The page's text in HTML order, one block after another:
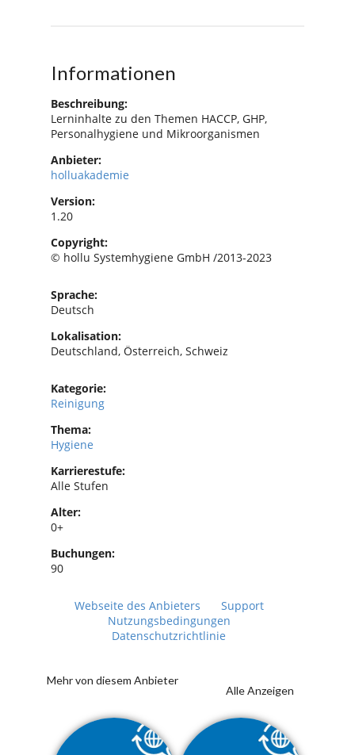
Informationen
Beschreibung:
Lerninhalte zu den Themen HACCP, GHP,
Personalhygiene und Mikroorganismen
Anbieter:
holluakademie
Version:
1.20
Copyright:
© hollu Systemhygiene GmbH /2013-2023
Sprache:
Deutsch
Lokalisation:
Deutschland, Österreich, Schweiz
Kategorie:
Reinigung
Thema:
Hygiene
Karrierestufe:
Alle Stufen
Alter:
0+
Buchungen:
90
Webseite des Anbieters
Support
Nutzungsbedingungen
Datenschutzrichtlinie
Mehr von diesem Anbieter
Alle Anzeigen